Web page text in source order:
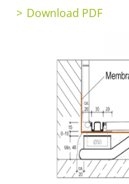
Download PDF